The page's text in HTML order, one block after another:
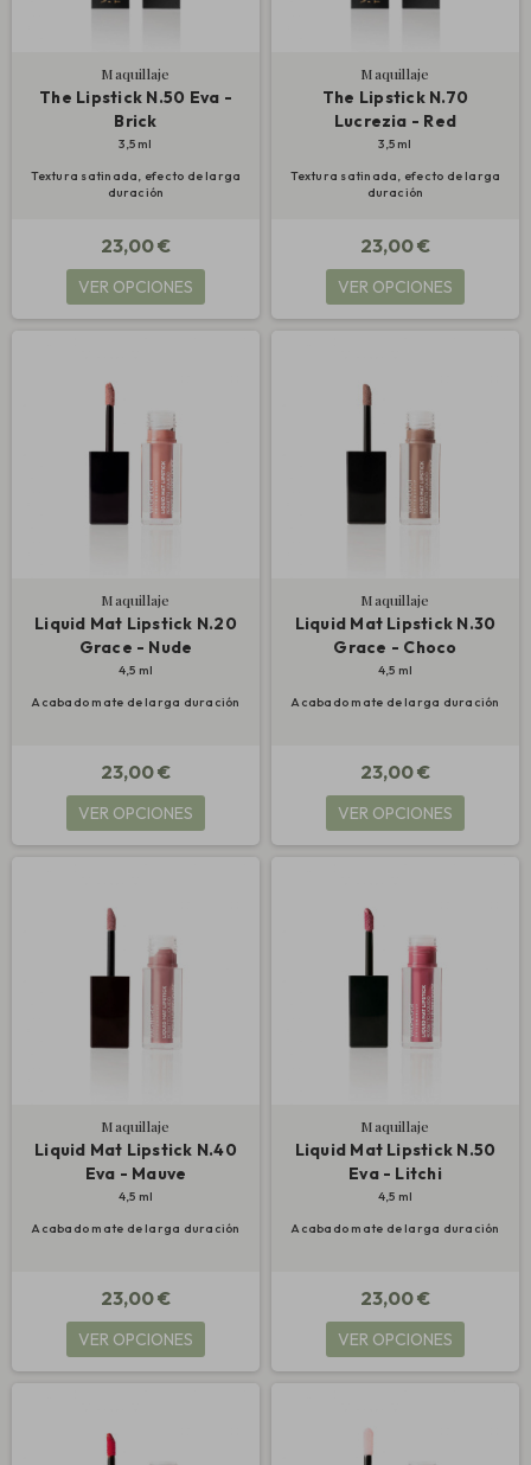
Maquillaje
The Lipstick N.50 Eva -
Brick
3,5 ml
Textura satinada, efecto de larga
duración
23,00 €
VER OPCIONES
Maquillaje
The Lipstick N.70
Lucrezia - Red
3,5 ml
Textura satinada, efecto de larga
duración
23,00 €
VER OPCIONES
Maquillaje
Liquid Mat Lipstick N.20
Grace - Nude
4,5 ml
Acabado mate de larga duración
23,00 €
VER OPCIONES
Maquillaje
Liquid Mat Lipstick N.30
Grace - Choco
4,5 ml
Acabado mate de larga duración
23,00 €
VER OPCIONES
Maquillaje
Liquid Mat Lipstick N.40
Eva - Mauve
4,5 ml
Acabado mate de larga duración
23,00 €
VER OPCIONES
Maquillaje
Liquid Mat Lipstick N.50
Eva - Litchi
4,5 ml
Acabado mate de larga duración
23,00 €
VER OPCIONES